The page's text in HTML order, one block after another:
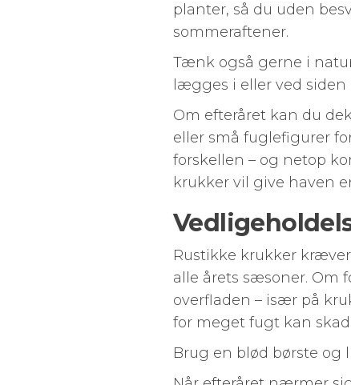
planter, så du uden
sommeraftener.
Tænk også gerne i
lægges i eller ved
Om efteråret kan du
eller små fuglefigurer
forskellen – og netop
krukker vil give haven
Rustikke krukker
alle årets sæsoner. Om
overfladen – især på
for meget fugt kan
Brug en blød børste